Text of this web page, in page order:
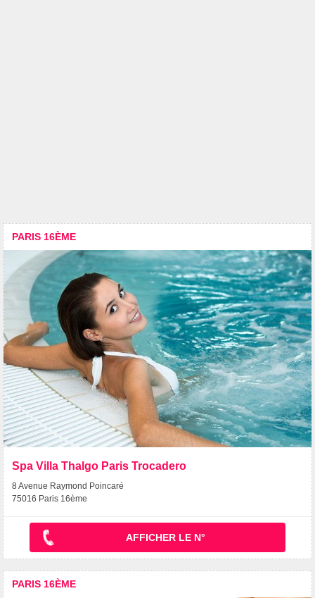
PARIS 16ÈME
Spa Villa Thalgo Paris Trocadero
8 Avenue Raymond Poincaré
75016 Paris 16ème
AFFICHER LE N°
PARIS 16ÈME